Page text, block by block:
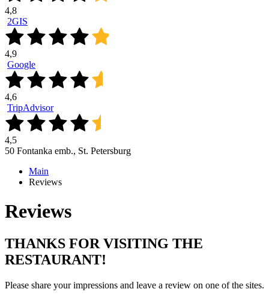
4,8
2GIS
4,9
Google
4,6
TripAdvisor
4,5
50 Fontanka emb., St. Petersburg
Main
Reviews
Reviews
THANKS FOR VISITING THE
RESTAURANT!
Please share your impressions and leave a review on one of the sites.